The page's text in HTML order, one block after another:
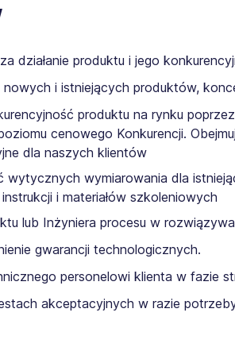
działanie produktu i jego
i istniejących produktów,
produktu na rynku
cenowego Konkurencji.
dla naszych klientów
wytycznych wymiarowania dla
i materiałów szkoleniowych
lub Inżyniera procesu w
gwarancji technologicznych.
personelowi klienta w fazie
akceptacyjnych w razie